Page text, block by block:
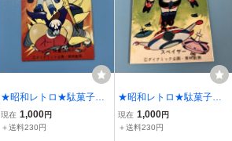
★昭和レトロ★駄菓子屋
★天田 第2弾 UFOロボ
グレンダイザー ミニカー
現在 1,000円
＋送料230円
★昭和レトロ★駄菓子屋
★天田 第2弾 UFOロボ
グレンダイザー ミニカー
現在 1,000円
＋送料230円